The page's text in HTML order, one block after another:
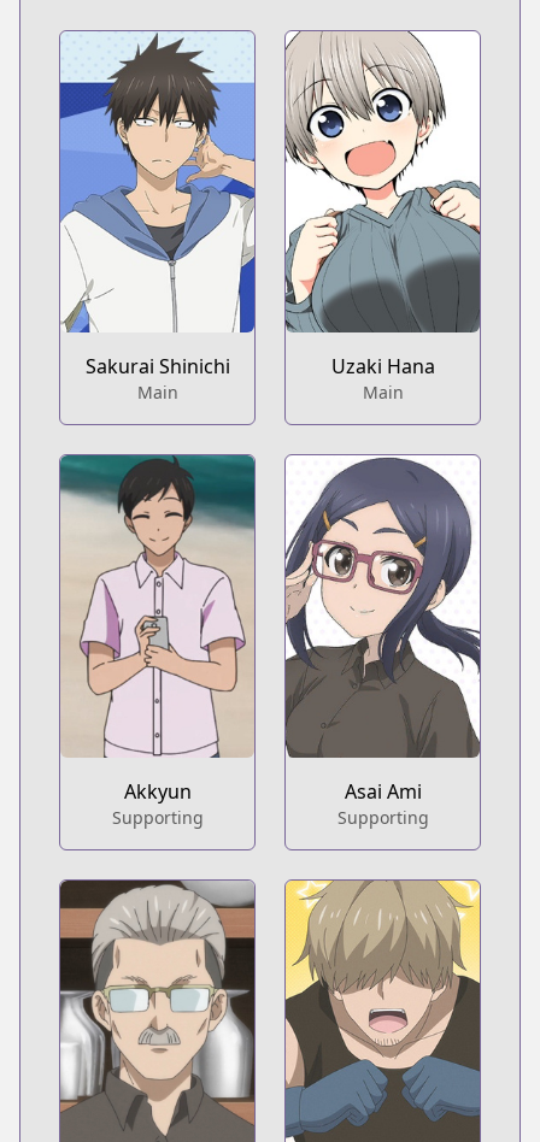
Sakurai Shinichi
Main
Uzaki Hana
Main
Akkyun
Supporting
Asai Ami
Supporting